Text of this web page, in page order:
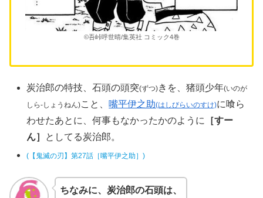
©吾峠呼世晴/集英社 コミック4巻
炭治郎の特技、石頭の頭突(ずつ)きを、猪頭少年(いのが
しら‐しょうねん)こと、 嘴平伊之助(はしびらいのすけ)に喰ら
わせたあとに、何事もなかったかのように
［すー
ん］
としてる炭治郎。
(【鬼滅の刃】第27話［嘴平伊之助］)
ちなみに、炭治郎の石頭は、